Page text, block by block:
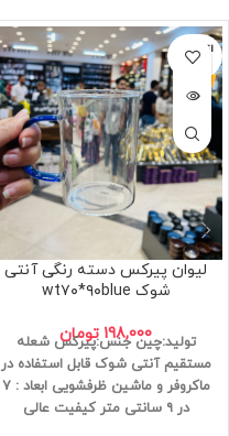
اتمام مو
جودی
لیوان پیرکس دسته رنگی آنتی
شوک wt۷۰*۹۰blue
198,000 تومان تولید:چین جنس:پیرکس شعله
مستقیم آنتی شوک قابل استفاده در
ماکروفر و ماشین ظرفشویی
ابعاد : ۷
در ۹ سانتی متر
کیفیت عالی